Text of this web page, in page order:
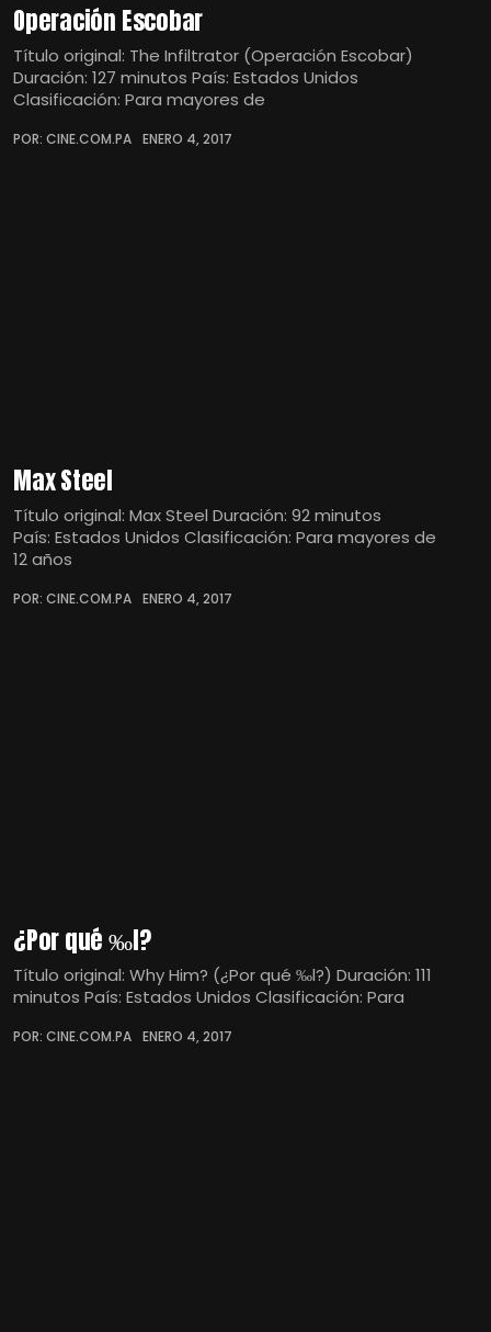
Operación Escobar
Título original: The Infiltrator (Operación Escobar)
Duración: 127 minutos País: Estados Unidos
Clasificación: Para mayores de
POR: CINE.COM.PA ENERO 4, 2017
Max Steel
Título original: Max Steel Duración: 92 minutos
País: Estados Unidos Clasificación: Para mayores de
12 años
POR: CINE.COM.PA ENERO 4, 2017
¿Por qué ‰l?
Título original: Why Him? (¿Por qué ‰l?) Duración: 111
minutos País: Estados Unidos Clasificación: Para
POR: CINE.COM.PA ENERO 4, 2017